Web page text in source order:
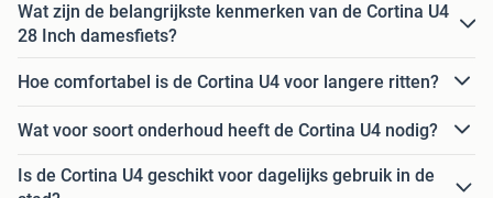
Wat zijn de belangrijkste kenmerken van de Cortina U4
28 Inch damesfiets?
Hoe comfortabel is de Cortina U4 voor langere ritten?
Wat voor soort onderhoud heeft de Cortina U4 nodig?
Is de Cortina U4 geschikt voor dagelijks gebruik in de